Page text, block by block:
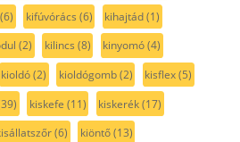
(6) kifúvórács (6) kihajtád(1)
(2) kilincs (8) kinyomó(4)
kioldó(2) kioldógomb(2) kisflex(5)
kiskefe (11) kiskerék(17)
(6) kiöntő(13)